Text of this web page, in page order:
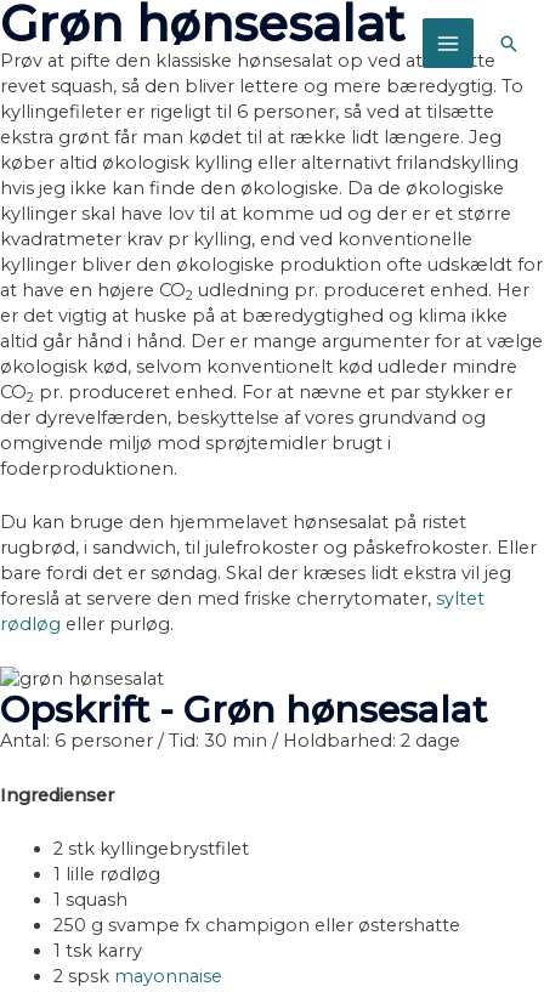
MAIN
MENU
Søg
Grøn hønsesalat
Prøv at pifte den klassiske hønsesalat op ved at tilsætte
revet squash, så den bliver lettere og mere bæredygtig. To
kyllingefileter er rigeligt til 6 personer, så ved at tilsætte
ekstra grønt får man kødet til at række lidt længere. Jeg
køber altid økologisk kylling eller alternativt frilandskylling
hvis jeg ikke kan finde den økologiske. Da de økologiske
kyllinger skal have lov til at komme ud og der er et større
kvadratmeter krav pr kylling, end ved konventionelle
kyllinger bliver den økologiske produktion ofte udskældt for
at have en højere CO2 udledning pr. produceret enhed. Her
er det vigtig at huske på at bæredygtighed og klima ikke
altid går hånd i hånd. Der er mange argumenter for at vælge
økologisk kød, selvom konventionelt kød udleder mindre
CO2 pr. produceret enhed. For at nævne et par stykker er
der dyrevelfærden, beskyttelse af vores grundvand og
omgivende miljø mod sprøjtemidler brugt i
foderproduktionen.
Du kan bruge den hjemmelavet hønsesalat på ristet
rugbrød, i sandwich, til julefrokoster og påskefrokoster. Eller
bare fordi det er søndag. Skal der kræses lidt ekstra vil jeg
foreslå at servere den med friske cherrytomater, syltet
rødløg eller purløg.
Opskrift - Grøn hønsesalat
Antal: 6 personer / Tid: 30 min / Holdbarhed: 2 dage
Ingredienser
2 stk kyllingebrystfilet
1 lille rødløg
1 squash
250 g svampe fx champigon eller østershatte
1 tsk karry
2 spsk mayonnaise